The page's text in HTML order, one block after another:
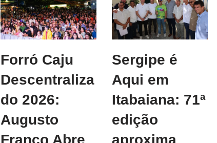
Forró Caju
Descentraliza
do 2026:
Augusto
Franco Abre
Sergipe é
Aqui em
Itabaiana: 71ª
edição
aproxima